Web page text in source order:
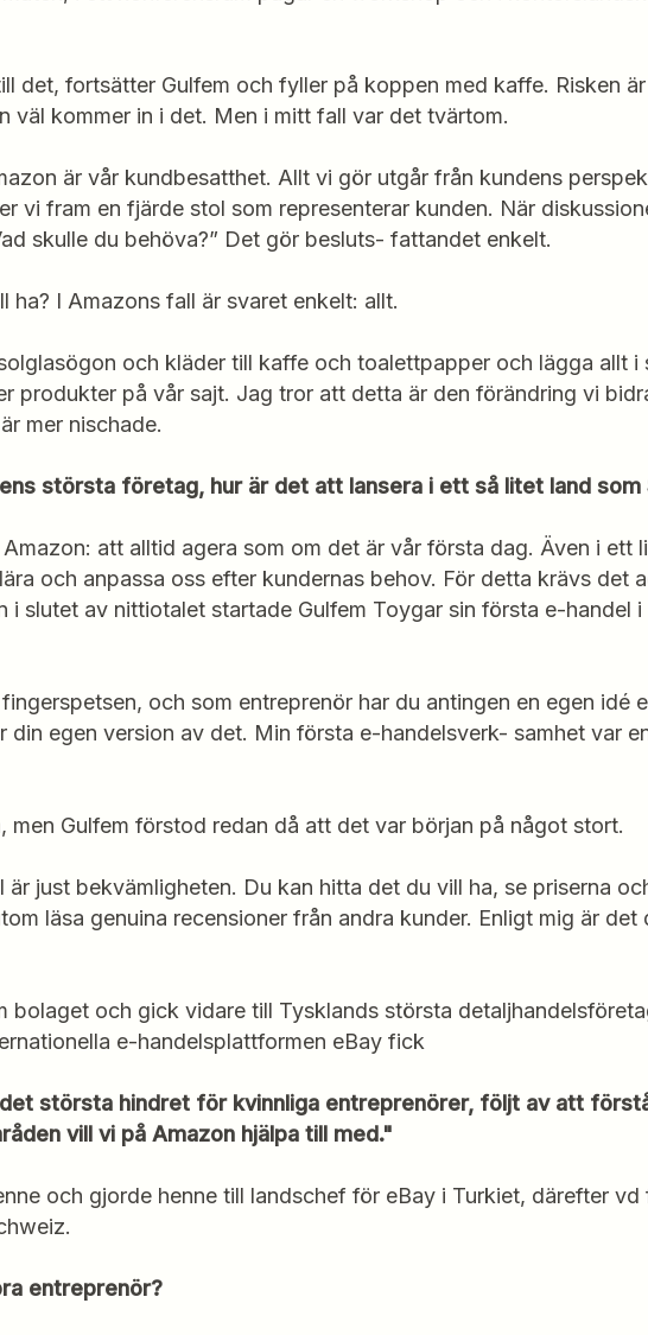
det, fortsätter Gulfem och fyller på koppen med kaffe. Risken
väl kommer in i det. Men i mitt fall var det tvärtom.
är vår kundbesatthet. Allt vi gör utgår från kundens
vi fram en fjärde stol som representerar kunden. När
skulle du behöva?” Det gör besluts- fattandet enkelt.
ha? I Amazons fall är svaret enkelt: allt.
och kläder till kaffe och toalettpapper och lägga allt i
produkter på vår sajt. Jag tror att detta är den förändring vi
mer nischade.
största företag, hur är det att lansera i ett så litet land som
att alltid agera som om det är vår första dag. Även i ett
och anpassa oss efter kundernas behov. För detta krävs det
i slutet av nittiotalet startade Gulfem Toygar sin första e-handel
och som entreprenör har du antingen en egen idé
din egen version av det. Min första e-handelsverk- samhet var
men Gulfem förstod redan då att det var början på något stort.
just bekvämligheten. Du kan hitta det du vill ha, se priserna
läsa genuina recensioner från andra kunder. Enligt mig är
bolaget och gick vidare till Tysklands största
e-handelsplattformen eBay fick
största hindret för kvinnliga entreprenörer, följt av att
vill vi på Amazon hjälpa till med."
och gjorde henne till landschef för eBay i Turkiet, därefter vd
entreprenör?